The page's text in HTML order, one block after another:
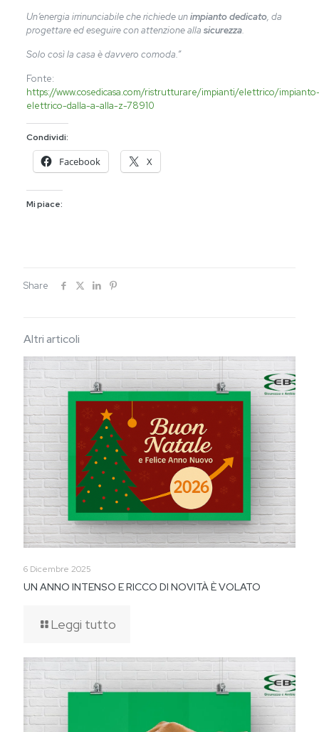
Un’energia irrinunciabile che richiede unimpianto dedicato, da
progettare ed eseguire con attenzione alla sicurezza.
Solo così la casa è davvero comoda.”
Fonte:
https://www.cosedicasa.com/ristrutturare/impianti/elettrico/
elettrico-dalla-a-alla-z-78910
Condividi:
Facebook X
Mi piace:
Share
Altri articoli
6 Dicembre 2025
UN ANNO INTENSO E RICCO DI NOVITÀ È VOLATO
Leggi tutto